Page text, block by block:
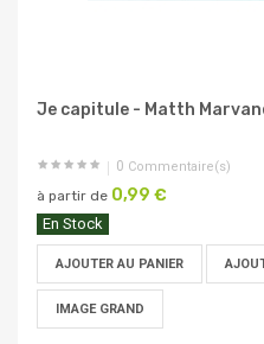
Je capitule - Matth
0 Commentaire(s)
à partir de 0,99 €
En Stock
AJOUTER AU PANIER
IMAGE GRAND